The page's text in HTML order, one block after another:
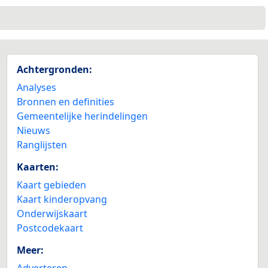
Achtergronden:
Analyses
Bronnen en definities
Gemeentelijke herindelingen
Nieuws
Ranglijsten
Kaarten:
Kaart gebieden
Kaart kinderopvang
Onderwijskaart
Postcodekaart
Meer: